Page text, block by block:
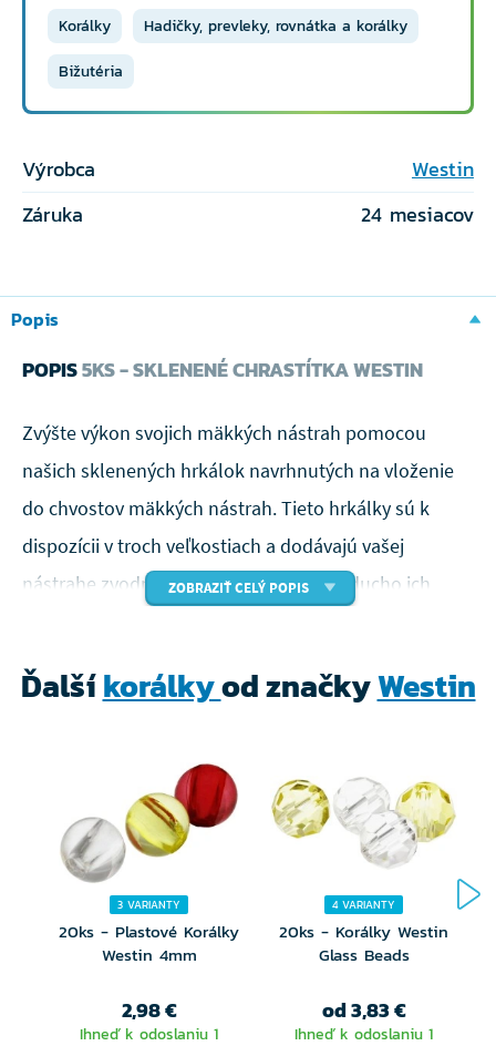
Korálky
Hadičky, prevleky, rovnátka a korálky
Bižutéria
Výrobca
Westin
Záruka
24 mesiacov
Popis
POPIS5KS - SKLENENÉ CHRASTÍTKA WESTIN
Zvýšte výkon svojich mäkkých nástrah pomocou
našich sklenených hrkálok navrhnutých na vloženie
do chvostov mäkkých nástrah. Tieto hrkálky sú k
dispozícii v troch veľkostiach a dodávajú vašej
nástrahe zvodný zvuk a vibrácie. Jednoducho ich
vyhovujú rôznym veľkostiam nástrah a rôznym rybím
nástrahami začlenením našich sklenených hrkálok a
zvýšte svoje šance na chytenie ďalších dravcov.
Sklenené hrkálky na vylepšenie nástrahy o
extra zvuk
Dostupné v 3 veľkostiach
ZOBRAZIŤ CELÝ POPIS
Ďalšíkorálkyod značkyWestin
3 VARIANTY
20ks - Plastové Korálky
Westin 4mm
2,98 €
Ihneď k odoslaniu 1
4 VARIANTY
20ks - Korálky Westin
Glass Beads
od 3,83 €
Ihneď k odoslaniu 1